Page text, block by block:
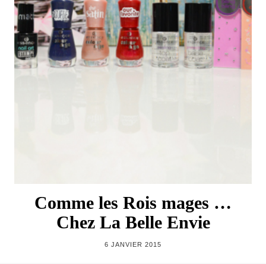
Comme les Rois mages …
Chez La Belle Envie
6 JANVIER 2015